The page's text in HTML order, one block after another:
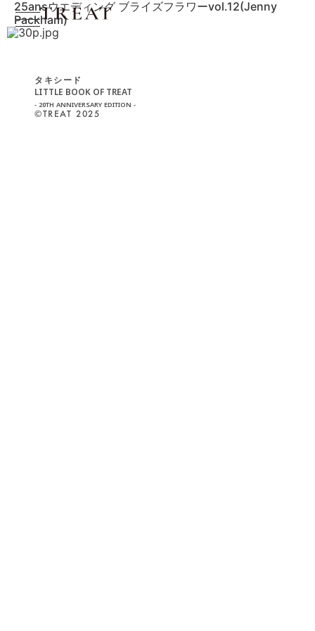
25ansウエディング ブライズフラワーvol.12(Jenny
Packham)
タキシード
LITTLE BOOK OF TREAT
- 20TH ANNIVERSARY EDITION -
©︎TREAT 2025